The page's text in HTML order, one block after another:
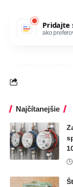
Pridajte
ako
Najčítanejšie